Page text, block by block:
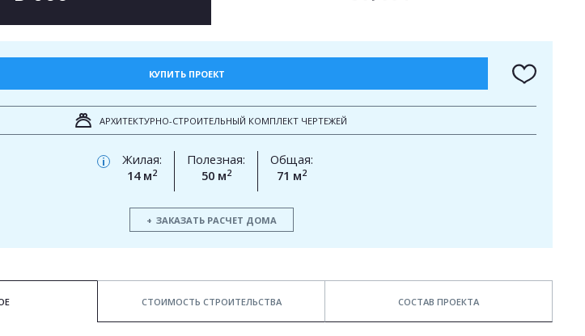
КУПИТЬ ПРОЕКТ
АРХИТЕКТУРНО-СТРОИТЕЛЬНЫЙ КОМПЛЕКТ ЧЕРТЕЖЕЙ
i
Жилая:
14 м2
Полезная:
50 м2
Общая:
71 м2
ЗАКАЗАТЬ РАСЧЕТ ДОМА
СТОИМОСТЬ СТРОИТЕЛЬСТВА СОСТАВ ПРОЕКТА